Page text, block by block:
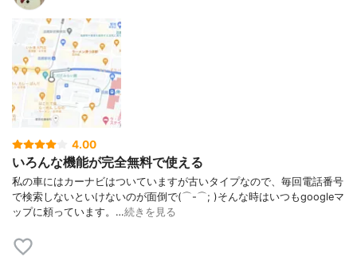
4.00
いろんな機能が完全無料で使える
私の車にはカーナビはついていますが古いタイプなので、毎回電話番号
で検索しないといけないのが面倒で(⌒-⌒; )そんな時はいつもgoogleマ
ップに頼っています。…続きを見る